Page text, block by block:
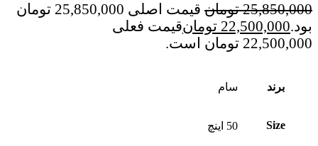
25,850,000 تومان
قیمت اصلی 25,850,000 تومان
بود.22,500,000 تومانقیمت فعلی
22,500,000 تومان است.
برند سام
Size 50 اینچ